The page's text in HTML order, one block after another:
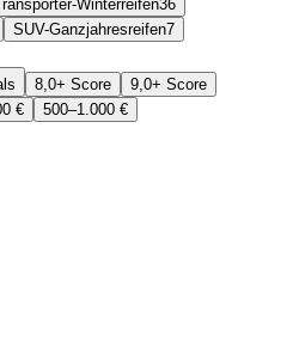
Winterreifen36
SUV-Ganzjahresreifen7
8,0+ Score
9,0+ Score
€
500–1.000 €